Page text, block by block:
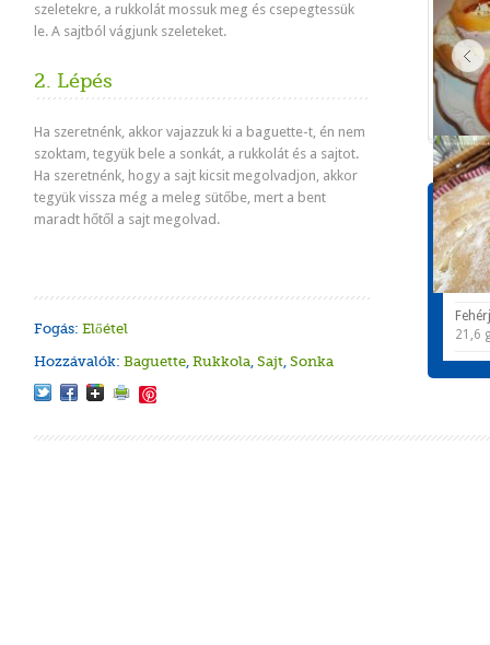
szeletekre, a rukkolát mossuk meg és csepegtessük
le. A sajtból vágjunk szeleteket.
2. Lépés
Ha szeretnénk, akkor vajazzuk ki a baguette-t, én nem
szoktam, tegyük bele a sonkát, a rukkolát és a sajtot.
Ha szeretnénk, hogy a sajt kicsit megolvadjon, akkor
tegyük vissza még a meleg sütőbe, mert a bent
maradt hőtől a sajt megolvad.
Fogás: Előétel
Hozzávalók: Baguette, Rukkola, Sajt, Sonka
1
21,6